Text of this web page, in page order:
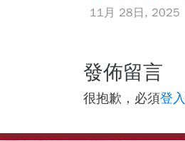
11月 28日, 2025
發佈留言
很抱歉，必須登入